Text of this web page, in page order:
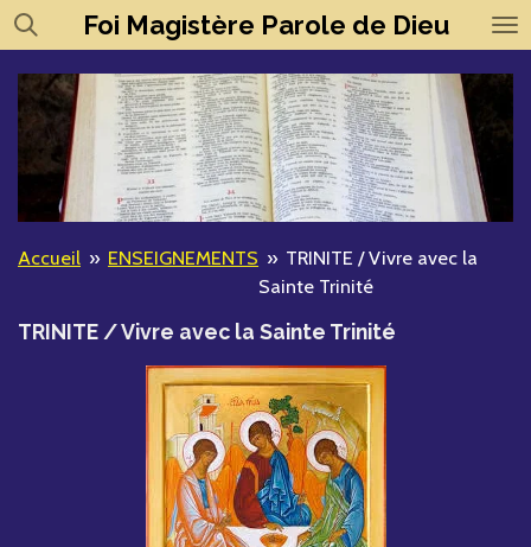
Passer
au
contenu
principal
Foi Magistère Parole de Dieu
Accueil » ENSEIGNEMENTS » TRINITE / Vivre avec la
Sainte Trinité
TRINITE / Vivre avec la Sainte Trinité